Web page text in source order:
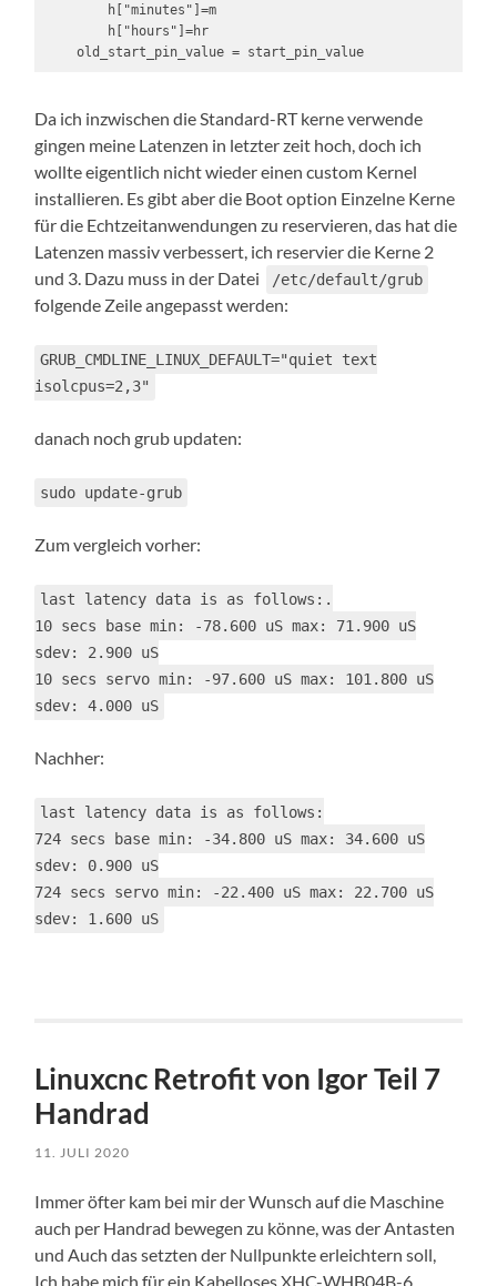
    old_start_pin_value = start_pin_value
Da ich inzwischen die Standard-RT kerne verwende
gingen meine Latenzen in letzter zeit hoch, doch ich
wollte eigentlich nicht wieder einen custom Kernel
installieren. Es gibt aber die Boot option Einzelne Kerne
für die Echtzeitanwendungen zu reservieren, das hat die
Latenzen massiv verbessert, ich reservier die Kerne 2
und 3. Dazu muss in der Datei
/etc/default/grub
folgende Zeile angepasst werden:
GRUB_CMDLINE_LINUX_DEFAULT="quiet text
isolcpus=2,3"
danach noch grub updaten:
sudo update-grub
Zum vergleich vorher:
last latency data is as follows:.
10 secs base min: -78.600 uS max: 71.900 uS
sdev: 2.900 uS
10 secs servo min: -97.600 uS max: 101.800 uS
sdev: 4.000 uS
Nachher:
last latency data is as follows:
724 secs base min: -34.800 uS max: 34.600 uS
sdev: 0.900 uS
724 secs servo min: -22.400 uS max: 22.700 uS
sdev: 1.600 uS
Linuxcnc Retrofit von Igor Teil 7
Handrad
11. JULI 2020
Immer öfter kam bei mir der Wunsch auf die Maschine
auch per Handrad bewegen zu könne, was der Antasten
und Auch das setzten der Nullpunkte erleichtern soll,
Ich habe mich für ein Kabelloses XHC-WHB04B-6